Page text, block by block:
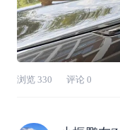
浏览 330 评论 0